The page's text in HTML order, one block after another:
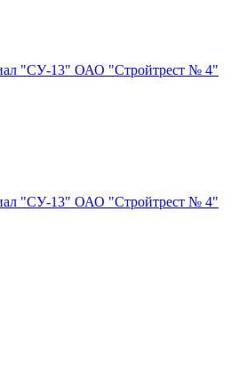
"СУ-13" ОАО "Стройтрест № 4"
"СУ-13" ОАО "Стройтрест № 4"